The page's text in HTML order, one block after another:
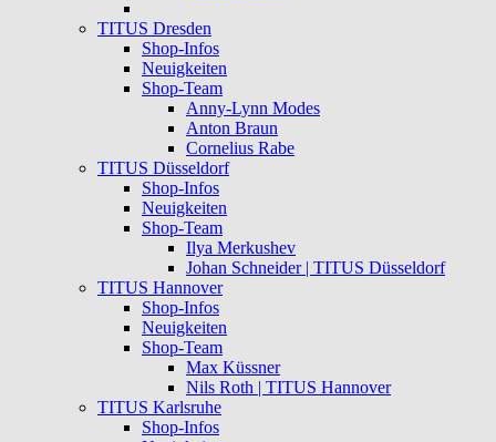
TITUS Dresden
Shop-Infos
Neuigkeiten
Shop-Team
Anny-Lynn Modes
Anton Braun
Cornelius Rabe
TITUS Düsseldorf
Shop-Infos
Neuigkeiten
Shop-Team
Ilya Merkushev
Johan Schneider | TITUS Düsseldorf
TITUS Hannover
Shop-Infos
Neuigkeiten
Shop-Team
Max Küssner
Nils Roth | TITUS Hannover
TITUS Karlsruhe
Shop-Infos